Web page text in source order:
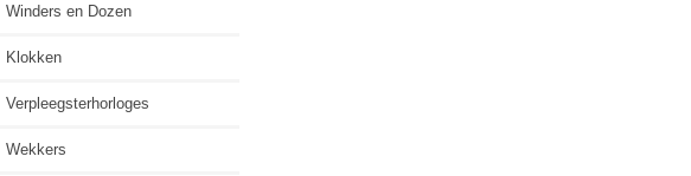
Winders en Dozen
Klokken
Verpleegsterhorloges
Wekkers